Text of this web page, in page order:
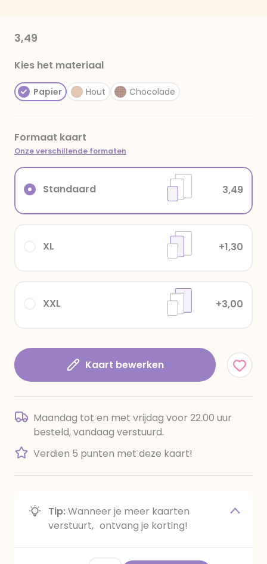
3,49
Kies het materiaal
Chocolade
Hout
Papier
Formaat kaart
Onze verschillende formaten
Standaard 3,49
XL +1,30
XXL +3,00
Kaart bewerken
Maandag tot en met vrijdag voor 22.00 uur
besteld, vandaag verstuurd.
Verdien 5 punten met deze kaart!
Tip:Wanneer je meer kaarten
verstuurt, ontvang je korting!